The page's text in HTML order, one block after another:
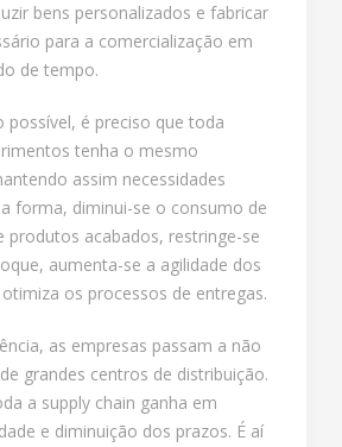
bens personalizados e fabricar
para a comercialização em
de tempo.
possível, é preciso que toda
tenha o mesmo
assim necessidades
forma, diminui-se o consumo de
produtos acabados, restringe-se
aumenta-se a agilidade dos
os processos de entregas.
as empresas passam a não
grandes centros de distribuição.
a supply chain ganha em
e diminuição dos prazos. É aí